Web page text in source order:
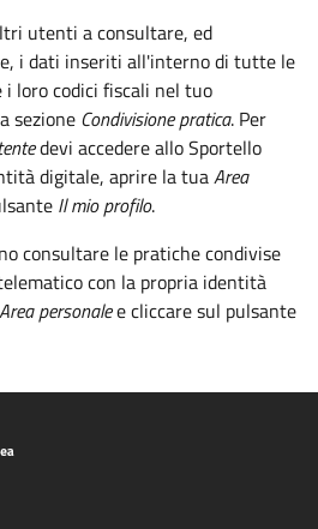
utenti a consultare, ed
i dati inseriti all'interno di tutte le
loro codici fiscali nel tuo
sezione Condivisione pratica. Per
devi accedere allo Sportello
digitale, aprire la tuaArea
Il mio profilo.
consultare le pratiche condivise
con la propria identità
Area personalee cliccare sul pulsante